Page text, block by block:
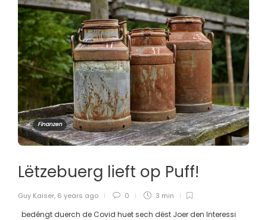
Finanzen
Lëtzebuerg lieft op Puff!
Guy Kaiser, 6 years ago 0 3 min
bedéngt duerch de Covid huet sech dëst Joer den Interessi